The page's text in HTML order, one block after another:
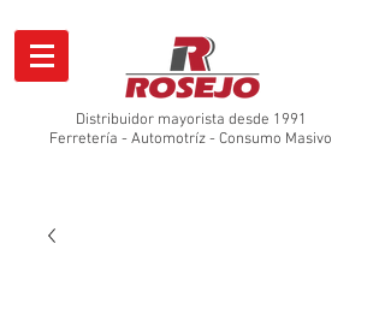
Distribuidor mayorista desde 1991
Ferretería - Automotríz - Consumo Masivo